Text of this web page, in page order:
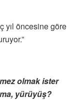
yıl öncesine göre
olmak ister
yürüyüş?